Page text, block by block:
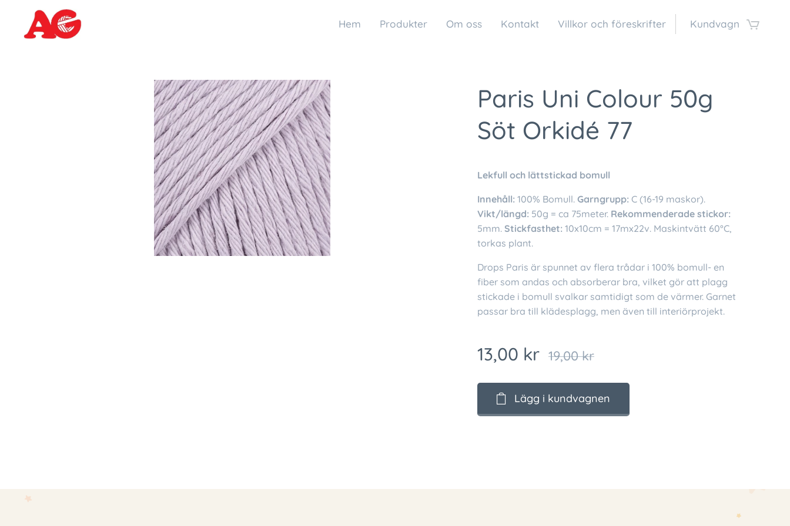
Hem Produkter Om oss Kontakt Villkor och föreskrifter Kundvagn
Paris Uni Colour 50g
Söt Orkidé 77
Lekfull och lättstickad bomull
Innehåll: 100% Bomull. Garngrupp: C (16-19 maskor).
Vikt/längd: 50g = ca 75meter. Rekommenderade stickor:
5mm. Stickfasthet: 10x10cm = 17mx22v. Maskintvätt 60°C,
torkas plant.
Drops Paris är spunnet av flera trådar i 100% bomull- en
fiber som andas och absorberar bra, vilket gör att plagg
stickade i bomull svalkar samtidigt som de värmer. Garnet
passar bra till klädesplagg, men även till interiörprojekt.
13,00 kr 19,00kr
Lägg i kundvagnen